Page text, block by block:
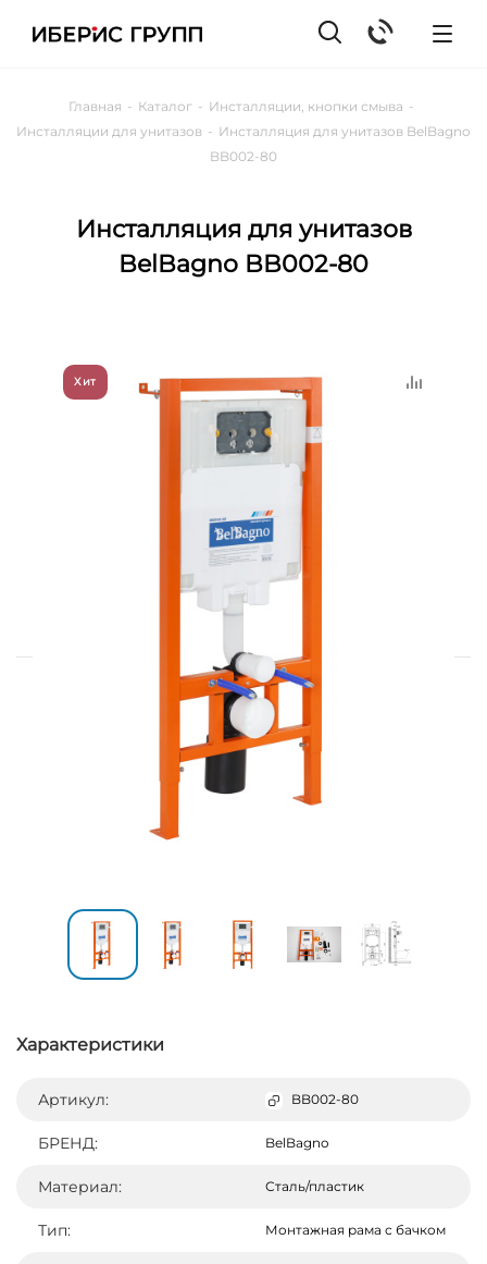
Главная - Каталог - Инсталляции, кнопки смыва -
Инсталляции для унитазов - Инсталляция для унитазов BelBagno
BB002-80
Инсталляция для унитазов
BelBagno BB002-80
Хит
Характеристики
Артикул: BB002-80
БРЕНД: BelBagno
Материал: Сталь/пластик
Тип: Монтажная рама с бачком